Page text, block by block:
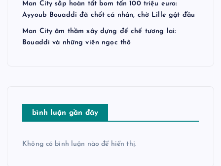
Man City sắp hoàn tất bom tấn 100 triệu euro:
Ayyoub Bouaddi đã chốt cá nhân, chờ Lille gật đầu
Man City âm thầm xây dựng đế chế tương lai:
Bouaddi và những viên ngọc thô
bình luận gần đây
Không có bình luận nào để hiển thị.